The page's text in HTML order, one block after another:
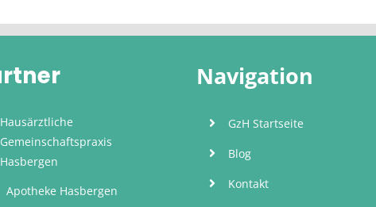
Hausärztliche
Gemeinschaftspraxis
Hasbergen
Apotheke Hasbergen
Navigation
GzH Startseite
Blog
Kontakt